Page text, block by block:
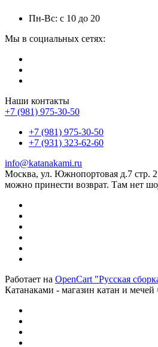
Пн-Вс: с 10 до 20
Мы в социальных сетях:
Наши контакты
+7 (981) 975-30-50
+7 (981) 975-30-50
+7 (931) 323-62-60
info@katanakami.ru
Москва, ул. Южнопортовая д.7 стр.
можно принести возврат. Там нет
Работает на OpenCart "Русская
Катанаками - магазин катан и